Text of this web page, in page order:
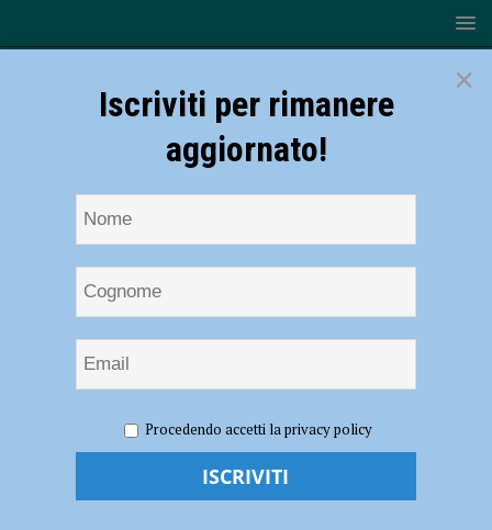
Confcommercio: “Alzare i tassi d’interesse? La cura è peggio della
malattia” – AUDIO
Inflazione, Confcommercio: “Alzare i
×
Iscriviti per rimanere
aggiornato!
Procedendo accetti la privacy policy